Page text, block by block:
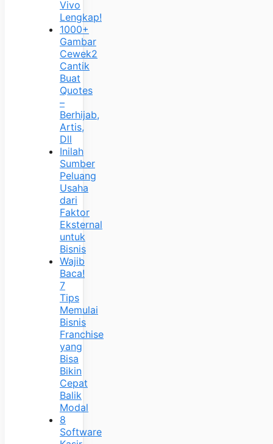
Vivo
Lengkap!
1000+
Gambar
Cewek2
Cantik
Buat
Quotes
–
Berhijab,
Artis,
Dll
Inilah
Sumber
Peluang
Usaha
dari
Faktor
Eksternal
untuk
Bisnis
Wajib
Baca!
7
Tips
Memulai
Bisnis
Franchise
yang
Bisa
Bikin
Cepat
Balik
Modal
8
Software